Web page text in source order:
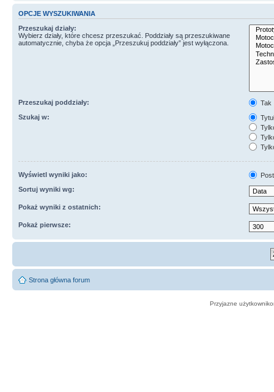
OPCJE WYSZUKIWANIA
Przeszukaj działy:
Wybierz działy, które chcesz przeszukać. Poddziały są przeszukiwane
automatycznie, chyba że opcja „Przeszukuj poddziały” jest wyłączona.
Przeszukaj poddziały:
Tak
Szukaj w:
Wyświetl wyniki jako:
Sortuj wyniki wg:
Pokaż wyniki z ostatnich:
Pokaż pierwsze:
Strona główna forum
Przyjazne